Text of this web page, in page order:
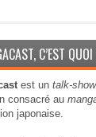
C’EST
est un talk-show
consacré au
japonaise.